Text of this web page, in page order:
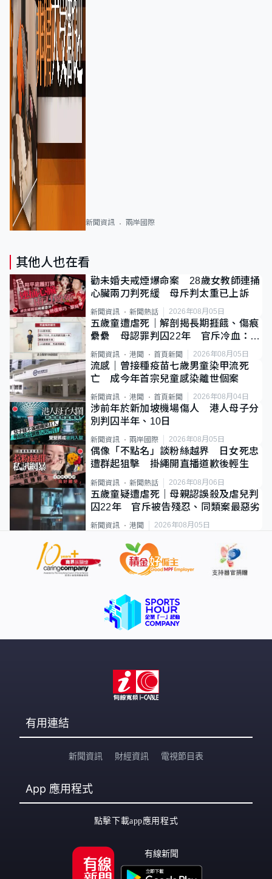
新聞資訊 兩岸國際
其他人也在看
勸未婚夫戒煙爆命案 28歲女教師連捅
心臟兩刀判死緩 母斥判太重已上訴
新聞資訊 新聞熱話 2026年08月05日
五歲童遭虐死｜解剖揭長期捱餓、傷痕
纍纍 母認罪判囚22年 官斥冷血：同
類案最惡劣
新聞資訊 港聞 首頁新聞 2026年08月05日
流感｜曾接種疫苗七歲男童染甲流死
亡 成今年首宗兒童感染離世個案
新聞資訊 港聞 首頁新聞 2026年08月04日
涉前年於新加坡機場傷人 港人母子分
別判囚半年、10日
新聞資訊 兩岸國際 2026年08月05日
偶像「不點名」談粉絲越界 日女死忠
遭群起狙擊 掛繩開直播道歉後輕生
新聞資訊 新聞熱話 2026年08月06日
五歲童疑遭虐死｜母親認誤殺及虐兒判
囚22年 官斥被告殘忍、同類案最惡劣
新聞資訊 港聞 2026年08月05日
有用連結
新聞資訊 財經資訊 電視節目表
App 應用程式
點擊下載app應用程式
有線新聞